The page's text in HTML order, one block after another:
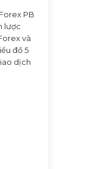
PB
lược
và
đồ 5
dịch